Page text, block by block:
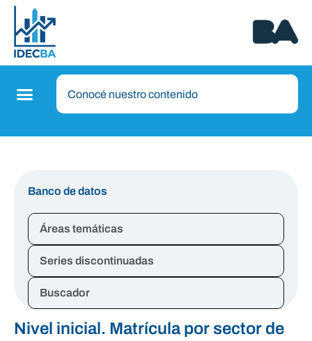
Banco de datos
Áreas temáticas
Series discontinuadas
Buscador
Nivel inicial. Matrícula por sector de